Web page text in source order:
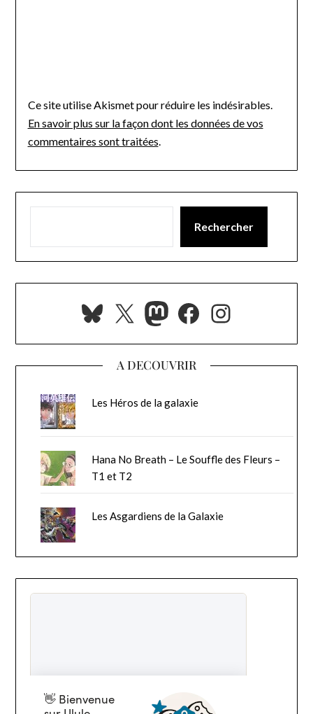
Ce site utilise Akismet pour réduire les indésirables.
En savoir plus sur la façon dont les données de vos
commentaires sont traitées
Rechercher
Bluesky
X Mastodon
Facebook
A DECOUVRIR
Les Héros de la galaxie
Hana No Breath – Le Souffle des Fleurs –
T1 et T2
Les Asgardiens de la Galaxie